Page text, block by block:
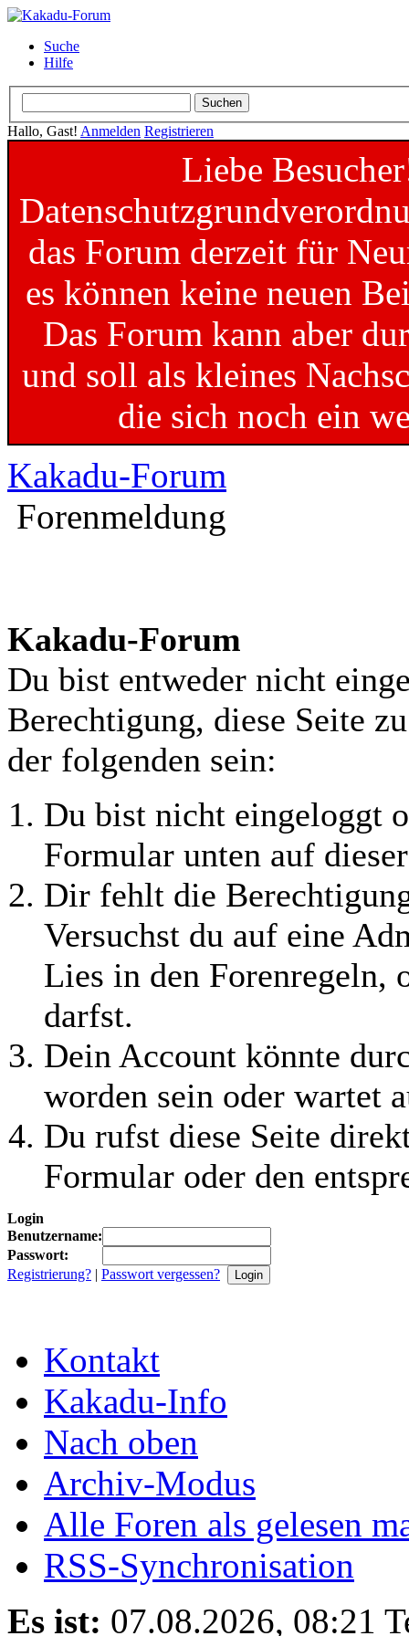
Suche
Hilfe
Hallo, Gast! Anmelden Registrieren
Liebe
das Forum derzeit für
es können keine neuen
Das Forum kann aber
und soll als kleines
die sich noch ein
Kakadu-Forum
Forenmeldung
Kakadu-Forum
Du bist entweder nicht
Berechtigung, diese Seite
der folgenden sein:
Du bist nicht eingeloggt
Formular unten auf
Dir fehlt die
Versuchst du auf eine
Lies in den Forenregeln,
darfst.
Dein Account könnte
worden sein oder wartet
Du rufst diese Seite
Formular oder den
Login
Benutzername:
Passwort:
Registrierung? | Passwort vergessen?
Kontakt
Kakadu-Info
Nach oben
Archiv-Modus
Alle Foren als gelesen
RSS-Synchronisation
Es ist: 07.08.2026, 08:21